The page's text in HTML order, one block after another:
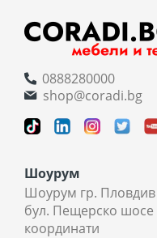
0888280000
shop@coradi.bg
Шоурум
Шоурум гр. Пловдив
бул. Пещерско шосе
координати